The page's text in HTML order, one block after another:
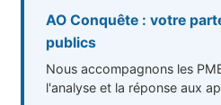
AO Conquête : votre
publics
Nous accompagnons les
l'analyse et la réponse aux